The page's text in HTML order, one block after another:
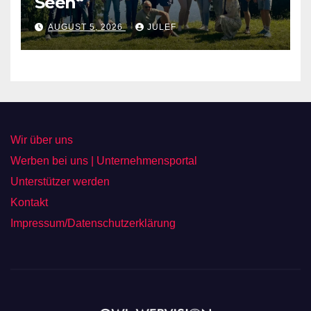
AUGUST 5, 2026 JULEF
Wir über uns
Werben bei uns | Unternehmensportal
Unterstützer werden
Kontakt
Impressum/Datenschutzerklärung